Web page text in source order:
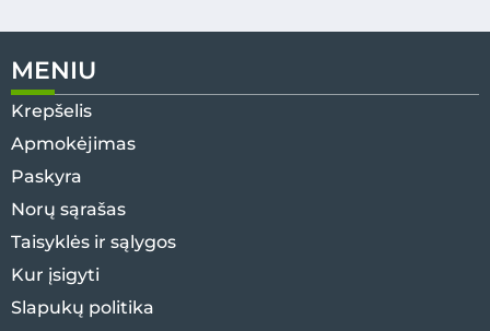
MENIU
Krepšelis
Apmokėjimas
Paskyra
Norų sąrašas
Taisyklės ir sąlygos
Kur įsigyti
Slapukų politika